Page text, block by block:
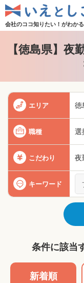
会社のココ知りたい！がわか
【徳島県】
エリア 徳
職種 選
こだわり 夜
キーワード
条件に該当
新着順